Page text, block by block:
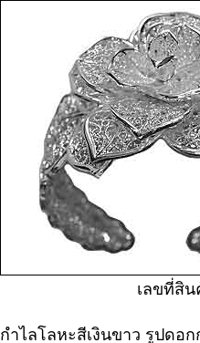
เลขที่สิน
กำไลโลหะสีเงินขาว รูปดอ